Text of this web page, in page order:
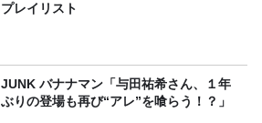
プレイリスト
JUNK バナナマン「与田祐希さん、１年
ぶりの登場も再び“アレ”を喰らう！？」